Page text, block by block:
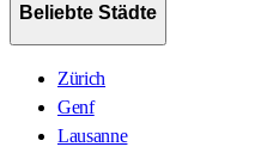
Beliebte Städte
Zürich
Genf
Lausanne